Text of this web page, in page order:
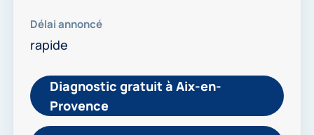
Délai annoncé
rapide
Diagnostic gratuit à Aix-en-
Provence